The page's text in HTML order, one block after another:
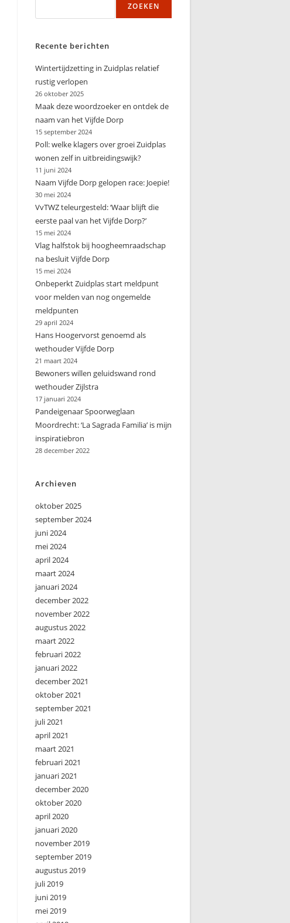
zoeken
ZOEKEN
Recente berichten
Wintertijdzetting in Zuidplas relatief
rustig verlopen
26 oktober 2025
Maak deze woordzoeker en ontdek de
naam van het Vijfde Dorp
15 september 2024
Poll: welke klagers over groei Zuidplas
wonen zelf in uitbreidingswijk?
11 juni 2024
Naam Vijfde Dorp gelopen race: Joepie!
30 mei 2024
VvTWZ teleurgesteld: ‘Waar blijft die
eerste paal van het Vijfde Dorp?’
15 mei 2024
Vlag halfstok bij hoogheemraadschap
na besluit Vijfde Dorp
15 mei 2024
Onbeperkt Zuidplas start meldpunt
voor melden van nog ongemelde
meldpunten
29 april 2024
Hans Hoogervorst genoemd als
wethouder Vijfde Dorp
21 maart 2024
Bewoners willen geluidswand rond
wethouder Zijlstra
17 januari 2024
Pandeigenaar Spoorweglaan
Moordrecht: ‘La Sagrada Familia’ is mijn
inspiratiebron
28 december 2022
Archieven
oktober 2025
september 2024
juni 2024
mei 2024
april 2024
maart 2024
januari 2024
december 2022
november 2022
augustus 2022
maart 2022
februari 2022
januari 2022
december 2021
oktober 2021
september 2021
juli 2021
april 2021
maart 2021
februari 2021
januari 2021
december 2020
oktober 2020
april 2020
januari 2020
november 2019
september 2019
augustus 2019
juli 2019
juni 2019
mei 2019